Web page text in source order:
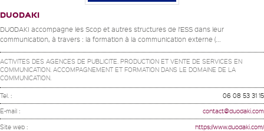
DUODAKI
DUODAKI accompagne les Scop et autres structures de l’ESS dans leur
communication, à travers : la formation à la communication externe (...
ACTIVITES DES AGENCES DE PUBLICITE. PRODUCTION ET VENTE DE SERVICES EN
COMMUNICATION. ACCOMPAGNEMENT ET FORMATION DANS LE DOMAINE DE LA
COMMUNICATION.
Tel. : 06 08 53 31 15
E-mail : contact@duodaki.com
Site web : https://www.duodaki.com/